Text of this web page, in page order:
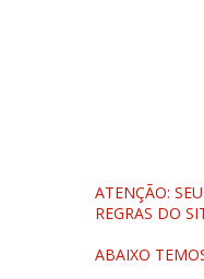
ATENÇÃO:
REGRAS DO
ABAIXO